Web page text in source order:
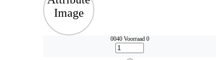
0040 Voorraad 0